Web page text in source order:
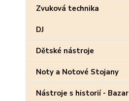
Zvuková technika
DJ
Dětské nástroje
Noty a Notové Stojany
Nástroje s historií - Bazar